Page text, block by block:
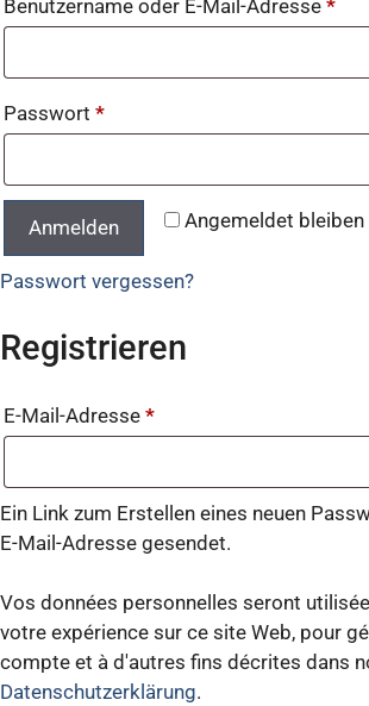
Benutzername oder E-Mail-Adresse *
Passwort *
Angemeldet bleiben
Anmelden
Passwort vergessen?
Registrieren
E-Mail-Adresse *
Ein Link zum Erstellen eines neuen
E-Mail-Adresse gesendet.
Vos données personnelles seront
votre expérience sur ce site Web, pour
compte et à d'autres fins décrites dans
Datenschutzerklärung.